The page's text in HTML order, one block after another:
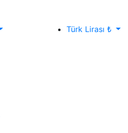
Türk Lirası ₺